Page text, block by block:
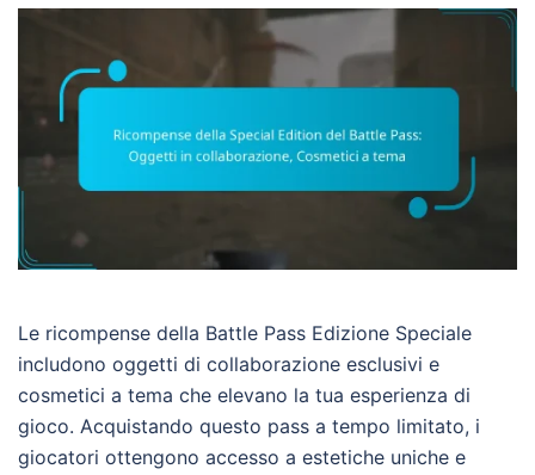
Le ricompense della Battle Pass Edizione Speciale
includono oggetti di collaborazione esclusivi e
cosmetici a tema che elevano la tua esperienza di
gioco. Acquistando questo pass a tempo limitato, i
giocatori ottengono accesso a estetiche uniche e